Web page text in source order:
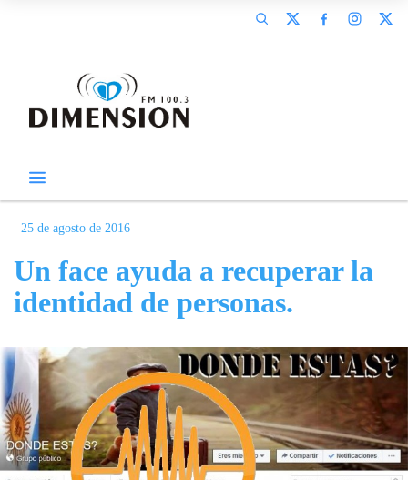
25 de agosto de 2016
Un face ayuda a recuperar la
identidad de personas.